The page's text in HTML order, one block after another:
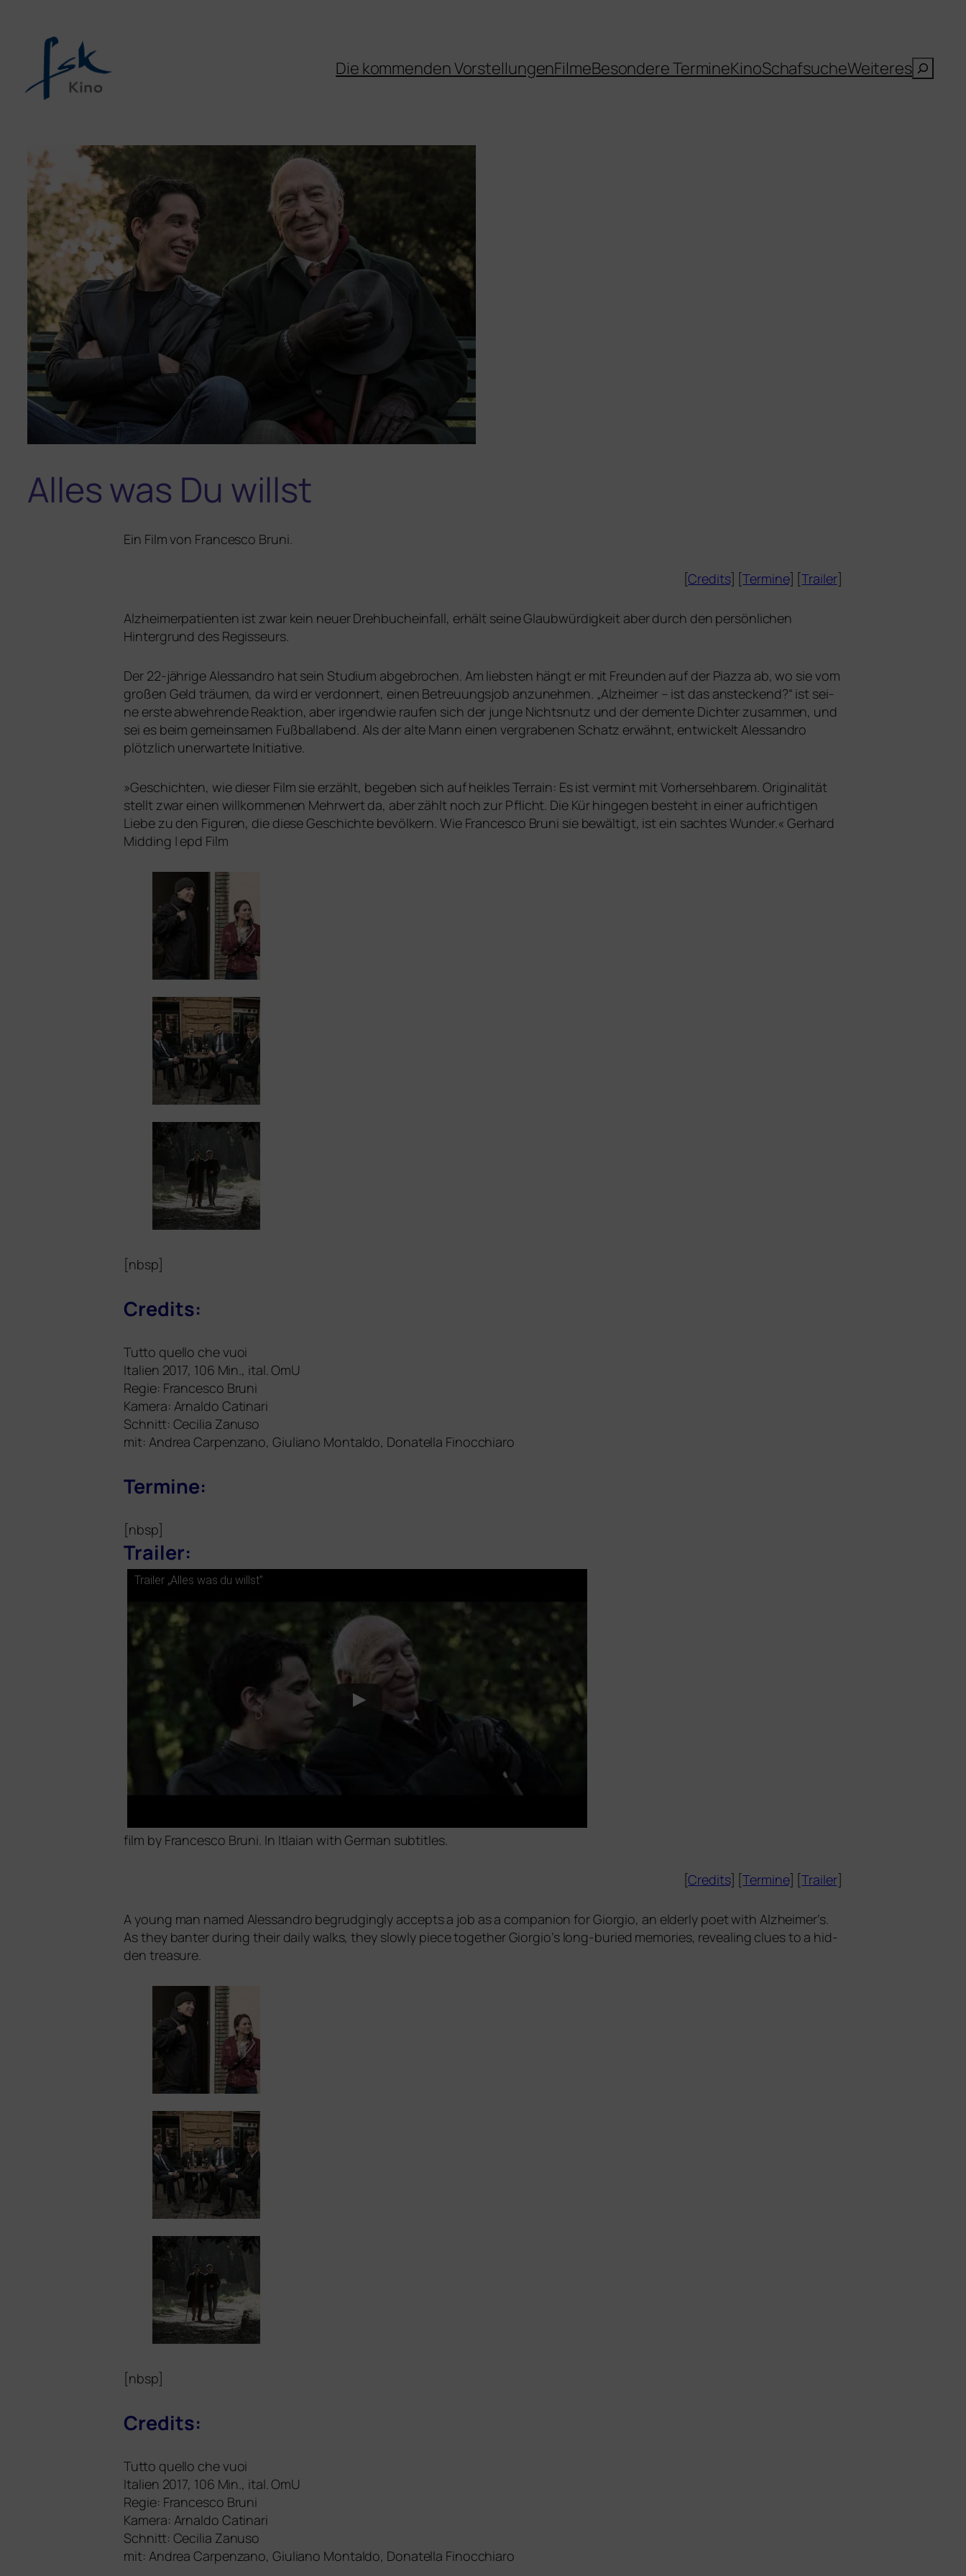
Die kommenden VorstellungenFilmeBesondere TermineKinoSchafsucheWeiteresSuchen
Alles was Du willst
Ein Film von Francesco Bruni.
[Credits] [Termine] [Trailer]
Alzheimerpatienten ist zwar kein neu­er Drehbucheinfall, erhält sei­ne Glaubwürdigkeit aber durch den per­sön­li­chen
Hintergrund des Regisseurs.
Der 22-jäh­ri­ge Alessandro hat sein Studium abge­bro­chen. Am liebs­ten hängt er mit Freunden auf der Piazza ab, wo sie vom
gro­ßen Geld träu­men, da wird er ver­don­nert, einen Betreuungsjob anzu­neh­men. „Alzheimer – ist das anste­ckend?“ ist sei­
ne ers­te abweh­ren­de Reaktion, aber irgend­wie rau­fen sich der jun­ge Nichtsnutz und der demen­te Dichter zusam­men, und
sei es beim gemein­sa­men Fußballabend. Als der alte Mann einen ver­gra­be­nen Schatz erwähnt, ent­wi­ckelt Alessandro
plötz­lich uner­war­te­te Initiative.
»Geschichten, wie die­ser Film sie erzählt, bege­ben sich auf heik­les Terrain: Es ist ver­mint mit Vorhersehbarem. Originalität
stellt zwar einen will­kom­me­nen Mehrwert da, aber zählt noch zur Pflicht. Die Kür hin­ge­gen besteht in einer auf­rich­ti­gen
Liebe zu den Figuren, die die­se Geschichte bevöl­kern. Wie Francesco Bruni sie bewäl­tigt, ist ein sach­tes Wunder.« Gerhard
Midding | epd Film
[nbsp]
Credits:
Tutto quello che vuoi
Italien 2017, 106 Min., ital. OmU
Regie: Francesco Bruni
Kamera: Arnaldo Catinari
Schnitt: Cecilia Zanuso
mit: Andrea Carpenzano, Giuliano Montaldo, Donatella Finocchiaro
Termine:
[nbsp]
Trailer:
Trailer „Alles was du willst”
film by Francesco Bruni. In Itlaian with German subtitles.
[Credits] [Termine] [Trailer]
A young man named Alessandro begrud­gin­gly accepts a job as a com­pa­n­ion for Giorgio, an elder­ly poet with Alzheimer’s.
As they ban­ter during their dai­ly walks, they slow­ly pie­ce tog­e­ther Giorgio’s long-buried memo­ries, reve­al­ing clues to a hid­
den treasure.
[nbsp]
Credits:
Tutto quello che vuoi
Italien 2017, 106 Min., ital. OmU
Regie: Francesco Bruni
Kamera: Arnaldo Catinari
Schnitt: Cecilia Zanuso
mit: Andrea Carpenzano, Giuliano Montaldo, Donatella Finocchiaro